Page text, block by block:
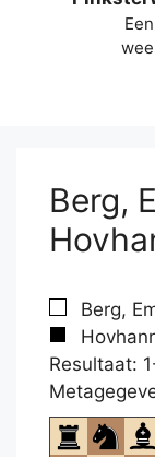
Berg,
Berg,
Resultaat: